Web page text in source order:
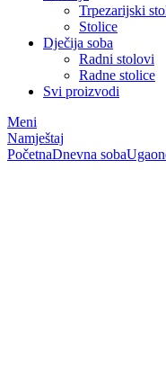
Trpezarijski
Stolice
Dječija soba
Radni stolovi
Radne stolice
Svi proizvodi
Meni
Namještaj
PočetnaDnevna soba